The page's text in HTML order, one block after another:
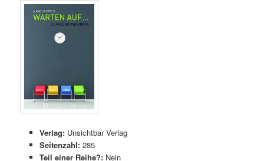
Verlag: Unsichtbar Verlag
Seitenzahl: 285
Teil einer Reihe?: Nein